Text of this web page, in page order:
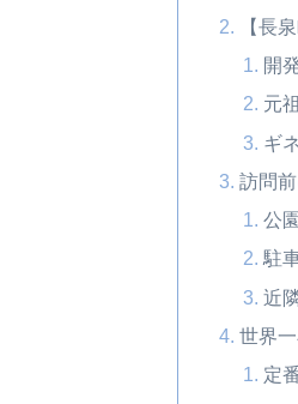
【長
開
元
ギ
訪問
公
駐
近
世界
定